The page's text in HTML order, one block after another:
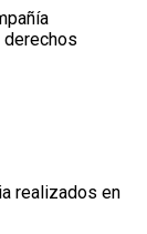
realizados en